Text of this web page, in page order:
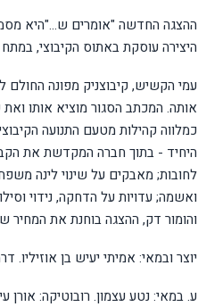
ההצגה החדשה "אומרים ש..."היא
היצירה עוסקת באתוס הקיבוצי,
אותה. המכתב הסגור מוציא אותו
כמלווה קהילות מטעם התנועה
היחיד - בתוך חברה המקדשת את
לחובות; מאבקים על שינוי לינה
ואשמה; עדויות על הדחקה, נידוי
והומור דק, ההצגה בוחנת את
יוצר ובמאי: אמיתי יעיש בן אוזיליו.
ע. במאי: נטע עצמון. רובוטיקה: אורן